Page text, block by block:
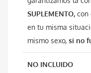
SUPLEMENTO, con
en tu misma
mismo sexo, si no
NO INCLUIDO